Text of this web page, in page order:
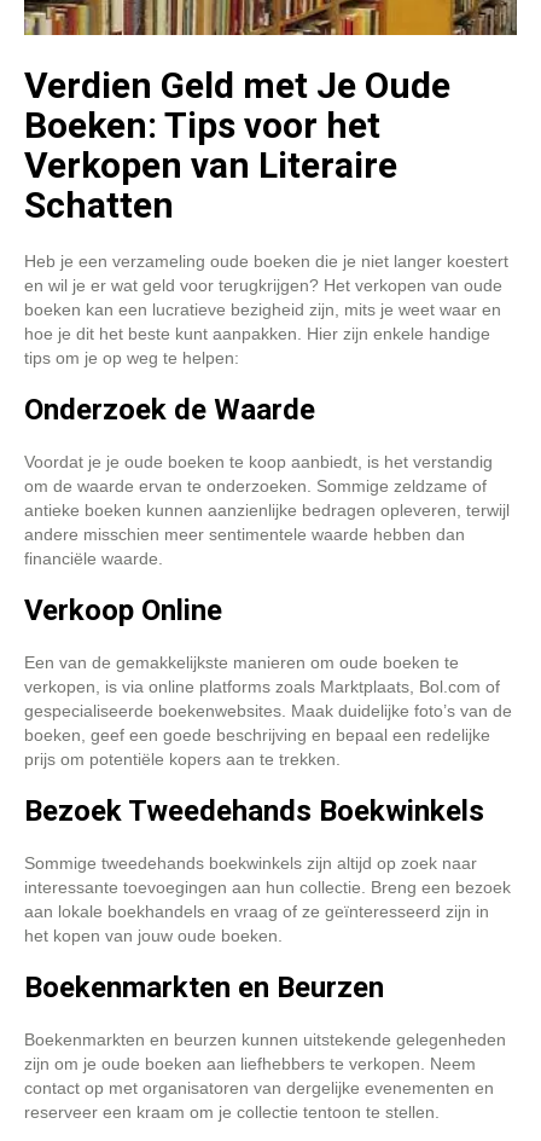
Verdien Geld met Je Oude
Boeken: Tips voor het
Verkopen van Literaire
Schatten
Heb je een verzameling oude boeken die je niet langer koestert
en wil je er wat geld voor terugkrijgen? Het verkopen van oude
boeken kan een lucratieve bezigheid zijn, mits je weet waar en
hoe je dit het beste kunt aanpakken. Hier zijn enkele handige
tips om je op weg te helpen:
Onderzoek de Waarde
Voordat je je oude boeken te koop aanbiedt, is het verstandig
om de waarde ervan te onderzoeken. Sommige zeldzame of
antieke boeken kunnen aanzienlijke bedragen opleveren, terwijl
andere misschien meer sentimentele waarde hebben dan
financiële waarde.
Verkoop Online
Een van de gemakkelijkste manieren om oude boeken te
verkopen, is via online platforms zoals Marktplaats, Bol.com of
gespecialiseerde boekenwebsites. Maak duidelijke foto’s van de
boeken, geef een goede beschrijving en bepaal een redelijke
prijs om potentiële kopers aan te trekken.
Bezoek Tweedehands Boekwinkels
Sommige tweedehands boekwinkels zijn altijd op zoek naar
interessante toevoegingen aan hun collectie. Breng een bezoek
aan lokale boekhandels en vraag of ze geïnteresseerd zijn in
het kopen van jouw oude boeken.
Boekenmarkten en Beurzen
Boekenmarkten en beurzen kunnen uitstekende gelegenheden
zijn om je oude boeken aan liefhebbers te verkopen. Neem
contact op met organisatoren van dergelijke evenementen en
reserveer een kraam om je collectie tentoon te stellen.